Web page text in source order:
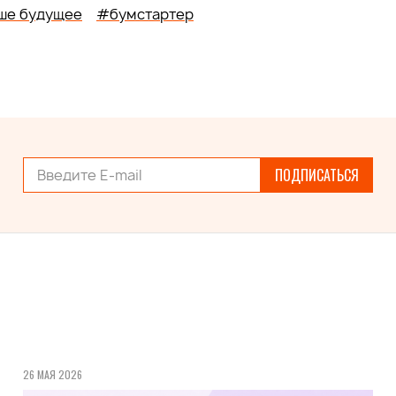
будущее #бумстартер
ПОДПИСАТЬСЯ
26 МАЯ 2026